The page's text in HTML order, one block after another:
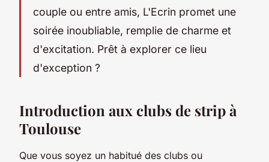
couple ou entre amis, L'Ecrin promet une
soirée inoubliable, remplie de charme et
d'excitation. Prêt à explorer ce lieu
d'exception ?
Introduction aux clubs de strip à
Toulouse
Que vous soyez un habitué des clubs ou